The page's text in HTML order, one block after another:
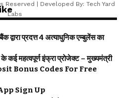
द्वारा प्रदत्त 4 अत्याधुनिक एम्बुलेंस का
कई महत्वपूर्ण इंफ्रा प्रोजेक्ट – मुख्यमंत्री
Bonus Codes For Free
Sign Up
Reserved | Developed By: Tech Yard
Labs